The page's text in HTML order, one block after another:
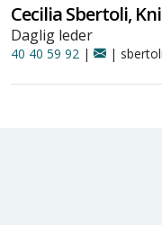
Cecilia Sbertoli,
Daglig leder
40 40 59 92 | |